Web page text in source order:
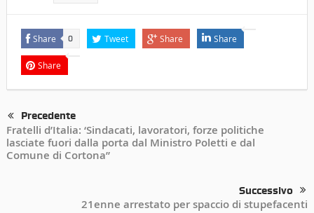
Share 0 Tweet Share Share
Share
Precedente
Fratelli d’Italia: ‘Sindacati, lavoratori, forze politiche
lasciate fuori dalla porta dal Ministro Poletti e dal
Comune di Cortona”
Successivo
21enne arrestato per spaccio di stupefacenti